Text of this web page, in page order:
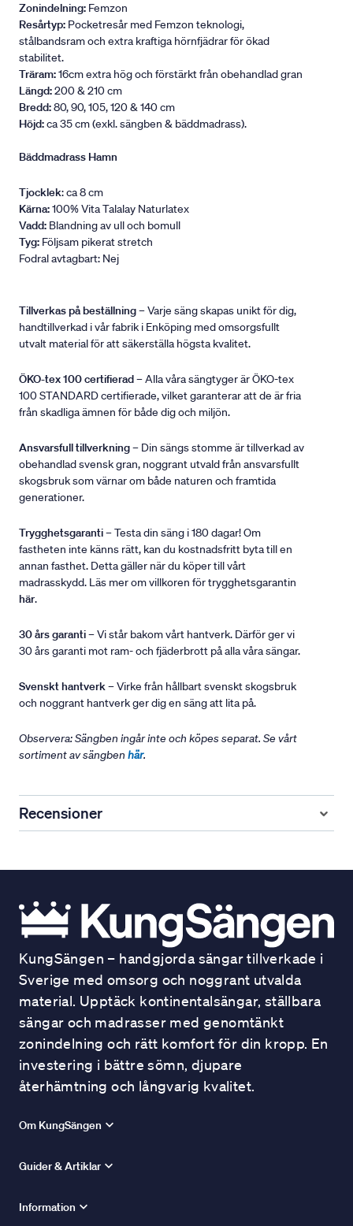
Zonindelning: Femzon
Resårtyp: Pocketresår med Femzon teknologi,
stålbandsram och extra kraftiga hörnfjädrar för ökad
stabilitet.
Träram:16cm extra hög och förstärkt från obehandlad gran
Längd:200 & 210 cm
Bredd:80, 90, 105, 120 & 140 cm
Höjd:ca 35 cm (exkl. sängben & bäddmadrass).
Bäddmadrass Hamn
Tjocklek: ca 8 cm
Kärna:100% Vita Talalay Naturlatex
Vadd: Blandning av ull och bomull
Tyg: Följsam pikerat stretch
Fodral avtagbart: Nej
Tillverkas på beställning– Varje säng skapas unikt för dig,
handtillverkad i vår fabrik i Enköping med omsorgsfullt
utvalt material för att säkerställa högsta kvalitet.
ÖKO-tex 100 certifierad– Alla våra sängtyger är ÖKO-tex
100 STANDARD certifierade, vilket garanterar att de är fria
från skadliga ämnen för både dig och miljön.
Ansvarsfull tillverkning– Din sängs stomme är tillverkad av
obehandlad svensk gran, noggrant utvald från ansvarsfullt
skogsbruk som värnar om både naturen och framtida
generationer.
Trygghetsgaranti– Testa din säng i 180 dagar! Om
fastheten inte känns rätt, kan du kostnadsfritt byta till en
annan fasthet. Detta gäller när du köper till vårt
madrasskydd. Läs mer om villkoren för trygghetsgarantin
här.
30 års garanti– Vi står bakom vårt hantverk. Därför ger vi
30 års garanti mot ram- och fjäderbrott på alla våra sängar.
Svenskt hantverk– Virke från hållbart svenskt skogsbruk
och noggrant hantverk ger dig en säng att lita på.
Observera: Sängben ingår inte och köpes separat. Se vårt
sortiment av sängben här.
Recensioner
KungSängen – handgjorda sängar tillverkade i
Sverige med omsorg och noggrant utvalda
material. Upptäck kontinentalsängar, ställbara
sängar och madrasser med genomtänkt
zonindelning och rätt komfort för din kropp. En
investering i bättre sömn, djupare
återhämtning och långvarig kvalitet.
Om KungSängen
Guider & Artiklar
Information